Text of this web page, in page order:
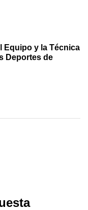
Equipo y la Técnica
Deportes de